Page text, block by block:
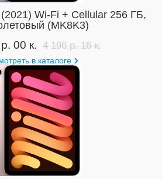
Wi-Fi + Cellular 256 ГБ,
(MK8K3)
00 к. 4 196 р. 16 к.
в каталоге